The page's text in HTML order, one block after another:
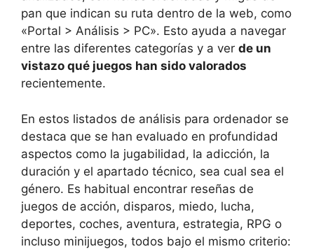
pan que indican su ruta dentro de la web, como
«Portal > Análisis > PC». Esto ayuda a navegar
entre las diferentes categorías y a ver de un
vistazo qué juegos han sido valorados
recientemente.
En estos listados de análisis para ordenador se
destaca que se han evaluado en profundidad
aspectos como la jugabilidad, la adicción, la
duración y el apartado técnico, sea cual sea el
género. Es habitual encontrar reseñas de
juegos de acción, disparos, miedo, lucha,
deportes, coches, aventura, estrategia, RPG o
incluso minijuegos, todos bajo el mismo criterio: